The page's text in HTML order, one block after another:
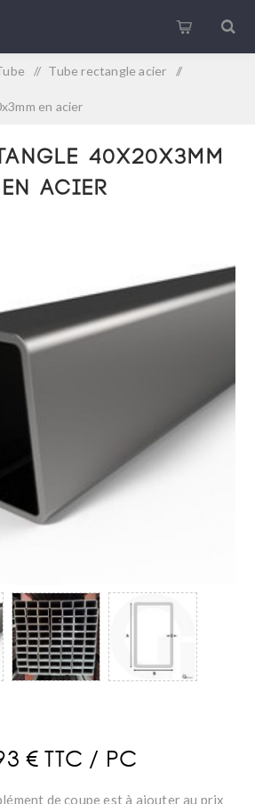
/ Tube rectangle acier /
en acier
40x20x3mm
en acier
€ TTC / PC
de coupe est à ajouter au prix